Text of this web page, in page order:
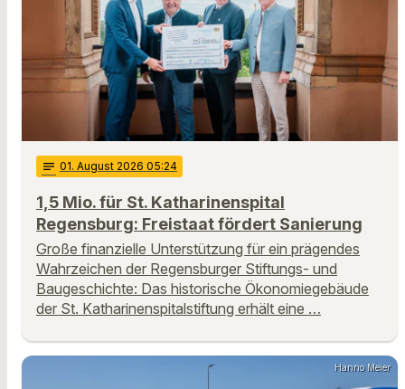
notes 01. August 2026 05:24
1,5 Mio. für St. Katharinenspital
Regensburg: Freistaat fördert Sanierung
Große finanzielle Unterstützung für ein prägendes
Wahrzeichen der Regensburger Stiftungs- und
Baugeschichte: Das historische Ökonomiegebäude
der St. Katharinenspitalstiftung erhält eine …
Hanno Meier